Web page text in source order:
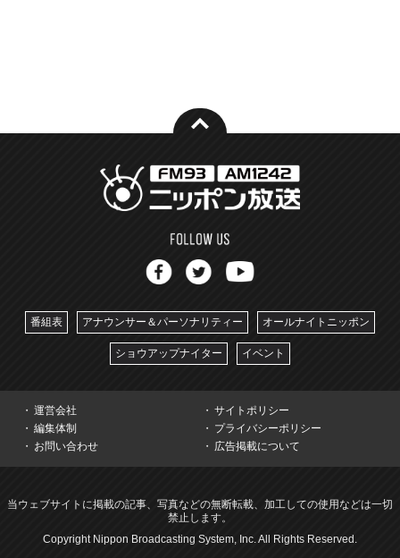
番組表 アナウンサー＆パーソナリティー オールナイトニッポン
ショウアップナイター イベント
運営会社
サイトポリシー
編集体制
プライバシーポリシー
お問い合わせ
広告掲載について
当ウェブサイトに掲載の記事、写真などの無断転載、加工しての使用などは一切
禁止します。
Copyright Nippon Broadcasting System, Inc. All Rights Reserved.